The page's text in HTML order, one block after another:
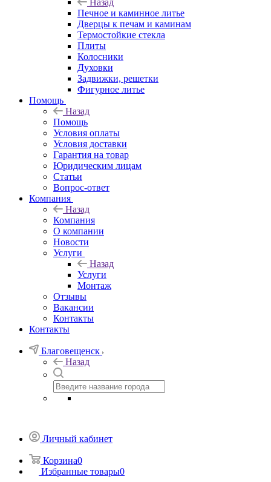
Назад
Печное и каминное литье
Дверцы к печам и каминам
Термостойкие стекла
Плиты
Колосники
Духовки
Задвижки, решетки
Фигурное литье
Помощь
Назад
Помощь
Условия оплаты
Условия доставки
Гарантия на товар
Юридическим лицам
Статьи
Вопрос-ответ
Компания
Назад
Компания
О компании
Новости
Услуги
Назад
Услуги
Монтаж
Отзывы
Вакансии
Контакты
Контакты
Благовещенск
Назад
Личный кабинет
Корзина0
Избранные товары0